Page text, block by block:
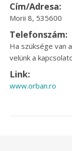
Cím/Adresa:
Morii 8, 535600
Telefonszám:
Ha szüksége van
velünk a
Link:
www.orban.ro